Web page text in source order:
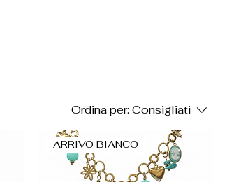
Ordina per: Consigliati
ARRIVO BIANCO